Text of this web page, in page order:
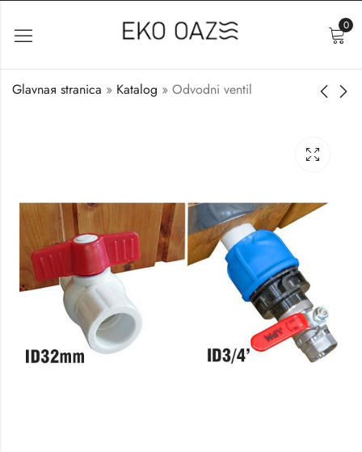
0
Glavnaя stranica » Katalog » Odvodni ventil